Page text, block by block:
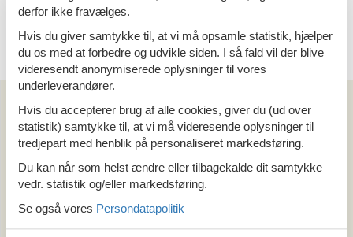
Emne nr.:140-IZC002
4 personer
Kan vi hjælpe?
Ring (+45) 7877 0427
Man. - fre. 10.00-16.00
og få et hurtigt svar, alle dage
derfor ikke fravælges.
Hvis du giver samtykke til, at vi må opsamle statistik, hjælper
du os med at forbedre og udvikle siden. I så fald vil der blive
videresendt anonymiserede oplysninger til vores
underleverandører.
Hvis du accepterer brug af alle cookies, giver du (ud over
statistik) samtykke til, at vi må videresende oplysninger til
tredjepart med henblik på personaliseret markedsføring.
Du kan når som helst ændre eller tilbagekalde dit samtykke
vedr. statistik og/eller markedsføring.
Se også vores Persondatapolitik